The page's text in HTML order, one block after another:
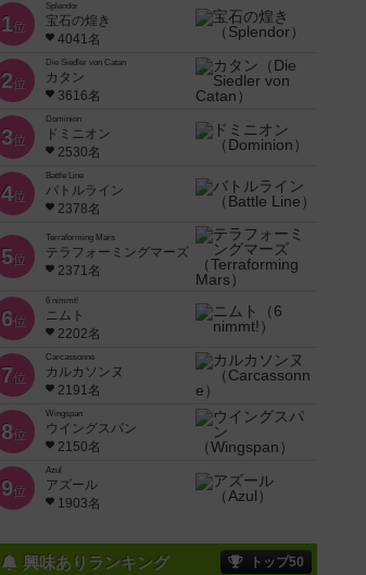
1位
Splendor
宝石の煌き
4041名
2位
Die Siedler von Catan
カタン
3616名
3位
Dominion
ドミニオン
2530名
4位
Battle Line
バトルライン
2378名
5位
Terraforming Mars
テラフォーミングマーズ
2371名
6位
6 nimmt!
ニムト
2202名
7位
Carcassonne
カルカソンヌ
2191名
8位
Wingspan
ウイングスパン
2150名
9位
Azul
アズール
1903名
興味ありランキング トップ50